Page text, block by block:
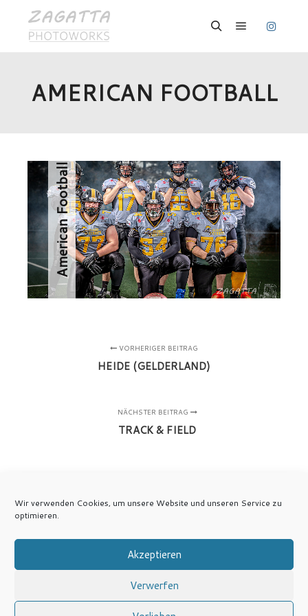
Wir verwenden Cookies, um unsere Website und unseren Service zu
optimieren.
Akzeptieren
Verwerfen
AMERICAN FOOTBALL
American Football
VORHERIGER BEITRAG
HEIDE (GELDERLAND)
NÄCHSTER BEITRAG
TRACK & FIELD